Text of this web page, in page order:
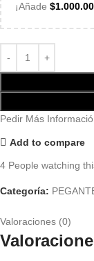
¡Añade $
Pedir Más
Add to compare
4 People watching
Categoría:
Valoraciones (0)